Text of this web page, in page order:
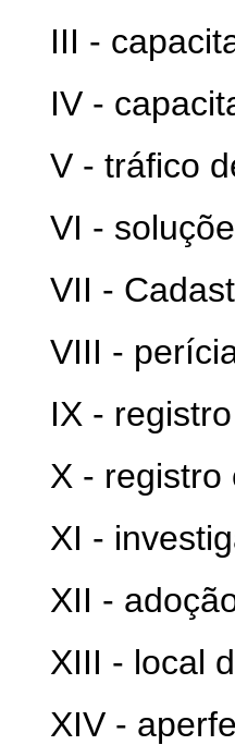
III -
IV -
V - tráfico
VI -
VII -
VIII -
IX -
X - registro
XI -
XII -
XIII - local
XIV -